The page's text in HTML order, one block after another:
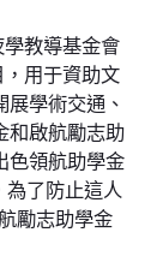
教導基金會
用于資助文
學術交通、
和啟航勵志助
色領航助學金
了防止這人
勵志助學金